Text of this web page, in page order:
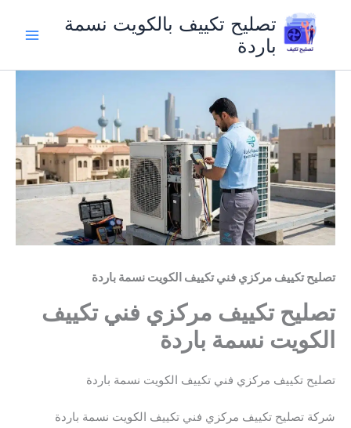
المحتوى
تصليح تكييف بالكويت نسمة
باردة
تصليح تكييف مركزي فني تكييف الكويت نسمة باردة
تصليح تكييف مركزي فني تكييف
الكويت نسمة باردة
تصليح تكييف مركزي فني تكييف الكويت نسمة باردة
شركة تصليح تكييف مركزي فني تكييف الكويت نسمة باردة